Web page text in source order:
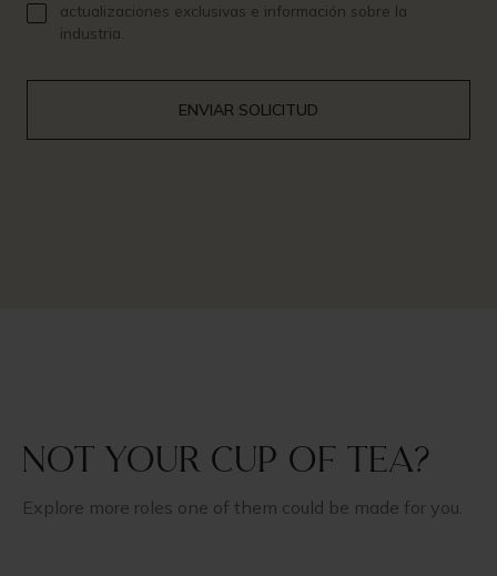
actualizaciones exclusivas e información sobre la
industria.
Not your cup of tea?
Explore more roles one of them could be made for you.